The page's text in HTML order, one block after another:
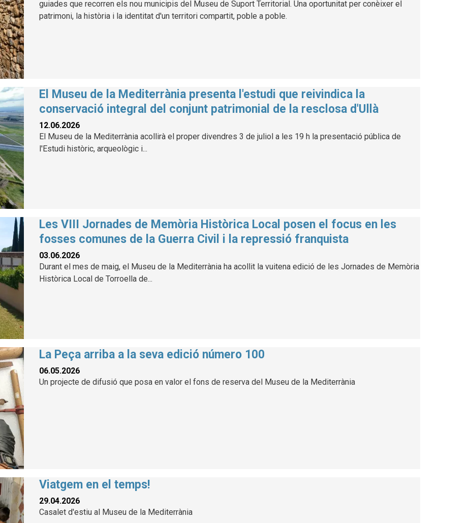
guiades que recorren els nou municipis del Museu de Suport Territorial. Una oportunitat per conèixer el
patrimoni, la història i la identitat d'un territori compartit, poble a poble.
El Museu de la Mediterrània presenta l'estudi que reivindica la
conservació integral del conjunt patrimonial de la resclosa d'Ullà
12.06.2026
El Museu de la Mediterrània acollirà el proper divendres 3 de juliol a les 19 h la presentació pública de
l'Estudi històric, arqueològic i...
Les VIII Jornades de Memòria Històrica Local posen el focus en les
fosses comunes de la Guerra Civil i la repressió franquista
03.06.2026
Durant el mes de maig, el Museu de la Mediterrània ha acollit la vuitena edició de les Jornades de Memòria
Històrica Local de Torroella de...
La Peça arriba a la seva edició número 100
06.05.2026
Un projecte de difusió que posa en valor el fons de reserva del Museu de la Mediterrània
Viatgem en el temps!
29.04.2026
Casalet d'estiu al Museu de la Mediterrània